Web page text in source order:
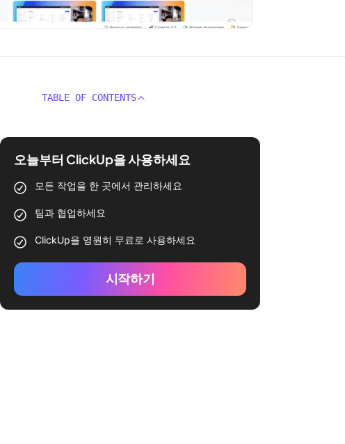
TABLE OF CONTENTS
오늘부터 ClickUp을 사용하세요
모든 작업을 한 곳에서 관리하세요
팀과 협업하세요
ClickUp을 영원히 무료로 사용하세요
시작하기